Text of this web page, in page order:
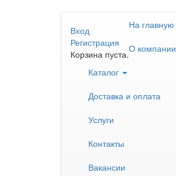
Вход
Регистрация
Корзина пуста.
На главную
О компании
Каталог
Доставка и оплата
Услуги
Контакты
Вакансии